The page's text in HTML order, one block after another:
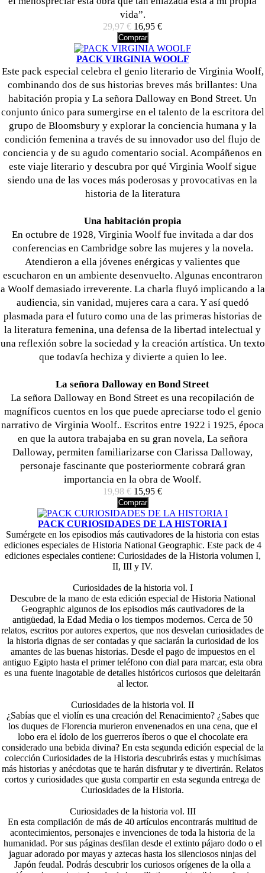
vida”.
29,97 € 16,95 €
Comprar
PACK VIRGINIA WOOLF
Este pack especial celebra el genio literario de Virginia Woolf,
combinando dos de sus historias breves más brillantes: Una
habitación propia y La señora Dalloway en Bond Street. Un
conjunto único para sumergirse en el talento de la escritora del
grupo de Bloomsbury y explorar la conciencia humana y la
condición femenina a través de su innovador uso del flujo de
conciencia y de su agudo comentario social. Acompáñenos en
este viaje literario y descubra por qué Virginia Woolf sigue
siendo una de las voces más poderosas y provocativas en la
historia de la literatura
Una habitación propia
En octubre de 1928, Virginia Woolf fue invitada a dar dos
conferencias en Cambridge sobre las mujeres y la novela.
Atendieron a ella jóvenes enérgicas y valientes que
escucharon en un ambiente desenvuelto. Algunas encontraron
a Woolf demasiado irreverente. La charla fluyó implicando a la
audiencia, sin vanidad, mujeres cara a cara. Y así quedó
plasmada para el futuro como una de las primeras historias de
la literatura femenina, una defensa de la libertad intelectual y
una reflexión sobre la sociedad y la creación artística. Un texto
que todavía hechiza y divierte a quien lo lee.
La señora Dalloway en Bond Street
La señora Dalloway en Bond Street es una recopilación de
magníficos cuentos en los que puede apreciarse todo el genio
narrativo de Virginia Woolf.. Escritos entre 1922 i 1925, época
en que la autora trabajaba en su gran novela, La señora
Dalloway, permiten familiarizarse con Clarissa Dalloway,
personaje fascinante que posteriormente cobrará gran
importancia en la obra de Woolf.
19,98 € 15,95 €
Comprar
PACK CURIOSIDADES DE LA HISTORIA I
Sumérgete en los episodios más cautivadores de la historia con estas
ediciones especiales de Historia National Geographic. Este pack de 4
ediciones especiales contiene: Curiosidades de la Historia volumen I,
II, III y IV.
Curiosidades de la historia vol. I
Descubre de la mano de esta edición especial de Historia National
Geographic algunos de los episodios más cautivadores de la
antigüedad, la Edad Media o los tiempos modernos. Cerca de 50
relatos, escritos por autores expertos, que nos desvelan curiosidades de
la historia dignas de ser contadas y que saciarán la curiosidad de los
amantes de las buenas historias. Desde el pago de impuestos en el
antiguo Egipto hasta el primer teléfono con dial para marcar, esta obra
es una fuente inagotable de detalles históricos curiosos que deleitarán
al lector.
Curiosidades de la historia vol. II
¿Sabías que el violín es una creación del Renacimiento? ¿Sabes que
los duques de Florencia murieron envenenados en una cena, que el
lobo era el ídolo de los guerreros íberos o que el chocolate era
considerado una bebida divina? En esta segunda edición especial de la
colección Curiosidades de la Historia descubrirás estas y muchísimas
más historias y anécdotas que te harán disfrutar y te divertirán. Relatos
cortos y curiosidades que gusta compartir en esta segunda entrega de
Curiosidades de la Historia.
Curiosidades de la historia vol. III
En esta compilación de más de 40 artículos encontrarás multitud de
acontecimientos, personajes e invenciones de toda la historia de la
humanidad. Por sus páginas desfilan desde el extinto pájaro dodo o el
jaguar adorado por mayas y aztecas hasta los silenciosos ninjas del
Japón feudal. Podrás descubrir los curiosos orígenes de la olla a